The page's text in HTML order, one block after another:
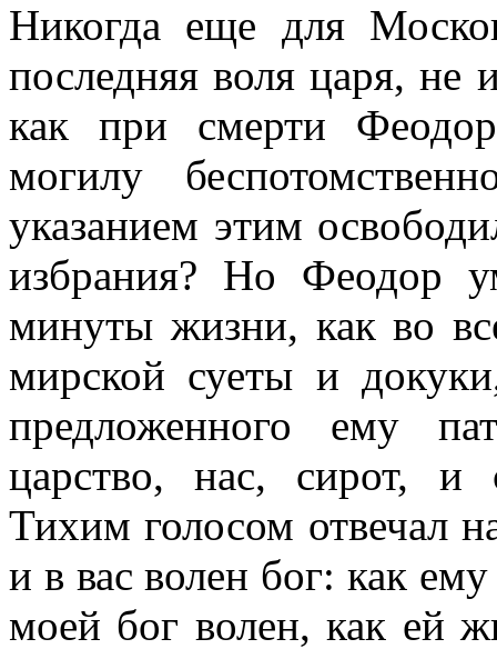
Никогда еще для
последняя воля царя, не
как при смерти
могилу
указанием этим
избрания? Но Феодор
минуты жизни, как во
мирской суеты и
предложенного ему
царство, нас, сирот, и
Тихим голосом отвечал
и в вас волен бог: как
моей бог волен, как ей